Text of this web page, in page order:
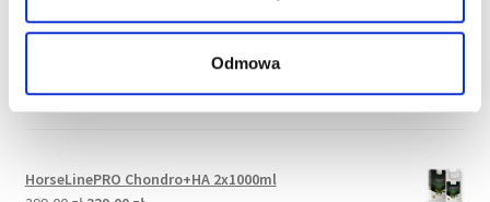
Odmowa
Promocje
HorseLinePRO Chondro+HA 2x1000ml